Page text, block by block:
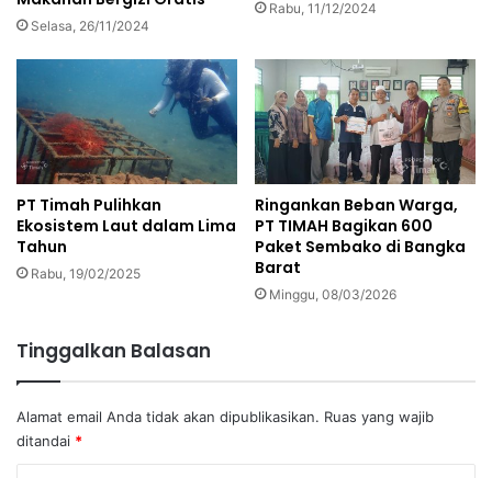
Selasa, 26/11/2024
Rabu, 11/12/2024
PT Timah Pulihkan
Ekosistem Laut dalam Lima
Tahun
Rabu, 19/02/2025
Ringankan Beban Warga,
PT TIMAH Bagikan 600
Paket Sembako di Bangka
Barat
Minggu, 08/03/2026
Tinggalkan Balasan
Alamat email Anda tidak akan dipublikasikan. Ruas yang wajib
ditandai *